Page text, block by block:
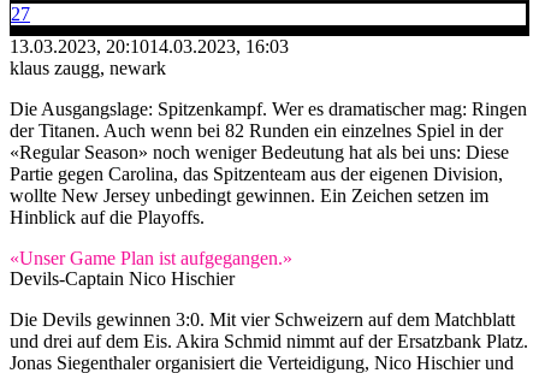
27
13.03.2023, 20:1014.03.2023, 16:03
klaus zaugg, newark
Die Ausgangslage: Spitzenkampf. Wer es dramatischer mag: Ringen
der Titanen. Auch wenn bei 82 Runden ein einzelnes Spiel in der
«Regular Season» noch weniger Bedeutung hat als bei uns: Diese
Partie gegen Carolina, das Spitzenteam aus der eigenen Division,
wollte New Jersey unbedingt gewinnen. Ein Zeichen setzen im
Hinblick auf die Playoffs.
«Unser Game Plan ist aufgegangen.»
Devils-Captain Nico Hischier
Die Devils gewinnen 3:0. Mit vier Schweizern auf dem Matchblatt
und drei auf dem Eis. Akira Schmid nimmt auf der Ersatzbank Platz.
Jonas Siegenthaler organisiert die Verteidigung, Nico Hischier und